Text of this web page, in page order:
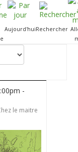
Aujourd'huiRechercher
-
le maitre